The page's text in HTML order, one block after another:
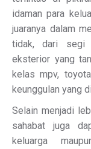
idaman para
juaranya dalam
tidak, dari segi
eksterior yang
kelas mpv,
keunggulan yang
Selain menjadi
sahabat juga
keluarga